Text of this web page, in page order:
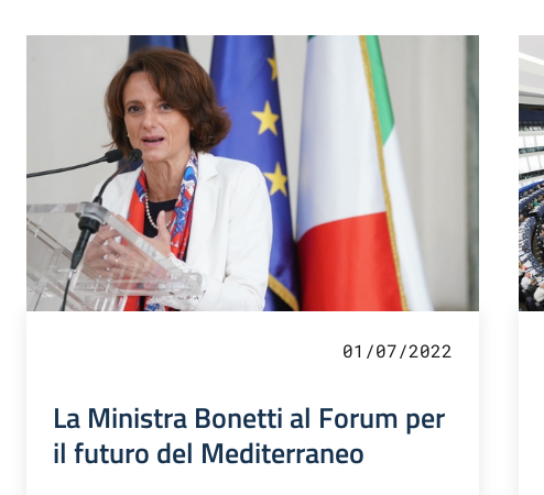
01/07/2022
La Ministra Bonetti al Forum per
il futuro del Mediterraneo